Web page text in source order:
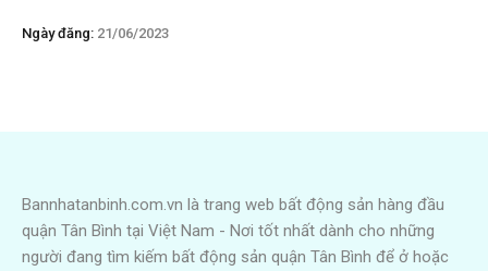
Ngày đăng: 21/06/2023
Bannhatanbinh.com.vn là trang web bất động sản hàng đầu
quận Tân Bình tại Việt Nam - Nơi tốt nhất dành cho những
người đang tìm kiếm bất động sản quận Tân Bình để ở hoặc